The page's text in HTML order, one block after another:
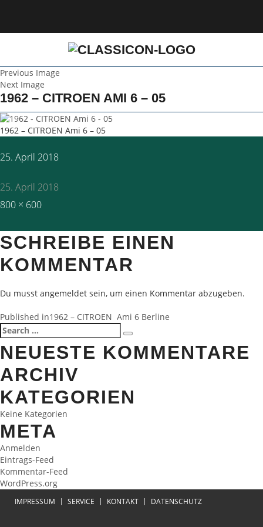
Previous Image
Next Image
1962 – CITROEN AMI 6 – 05
1962 – CITROEN Ami 6 – 05
Posted
25. April 2018
25. April 2018
Full
800 × 600
SCHREIBE EINEN
KOMMENTAR
Du musst angemeldet sein, um einen Kommentar abzugeben.
BEITRAGSNAVIGATION
Published in1962 – CITROEN Ami 6 Berline
Search
for:
Search
NEUESTE KOMMENTARE
ARCHIV
KATEGORIEN
Keine Kategorien
META
Anmelden
Eintrags-Feed
Kommentar-Feed
WordPress.org
IMPRESSUM SERVICE KONTAKT DATENSCHUTZ